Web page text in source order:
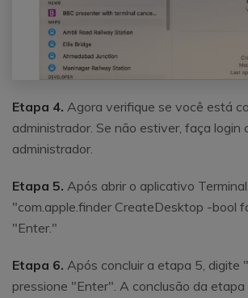
Etapa 4. Agora verifique se você está
administrador. Se não estiver, faça login
administrador.
Etapa 5. Após abrir o aplicativo
"com.apple.finder CreateDesktop -bool
"Enter."
Etapa 6. Após concluir a etapa 5, digite
pressione "Enter". A conclusão da